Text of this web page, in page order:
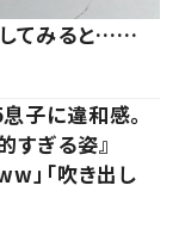
てみると……
子に違和感。
すぎる姿』
」「吹き出し